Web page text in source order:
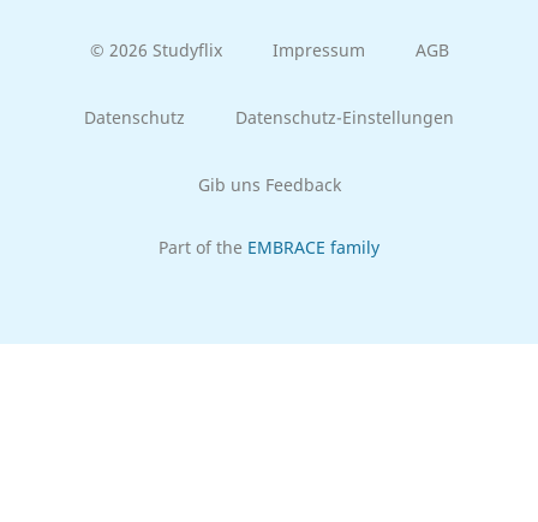
© 2026 Studyflix Impressum AGB
Datenschutz Datenschutz-Einstellungen
Gib uns Feedback
Part of the EMBRACE family